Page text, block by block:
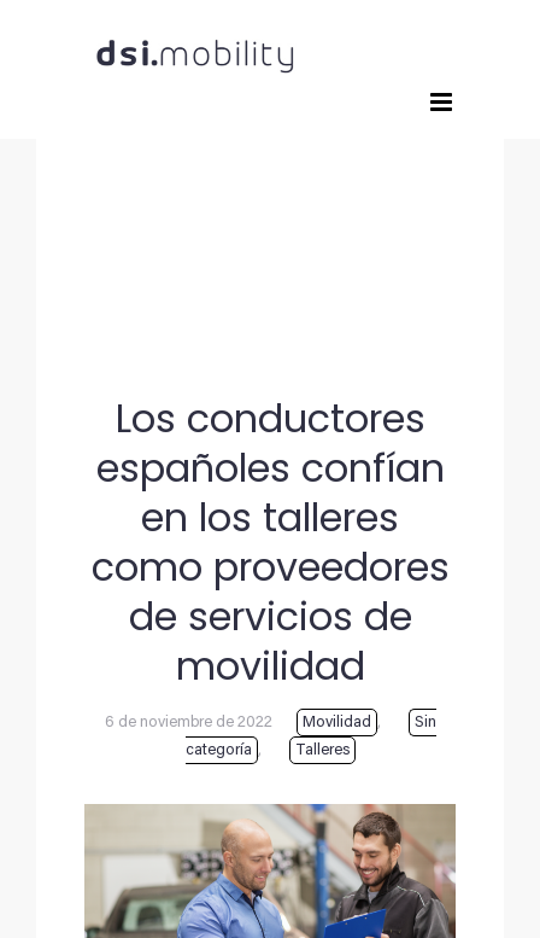
Los conductores
españoles confían
en los talleres
como proveedores
de servicios de
movilidad
6 de noviembre de 2022 Movilidad ,
Sin
categoría , Talleres
imagen
grande